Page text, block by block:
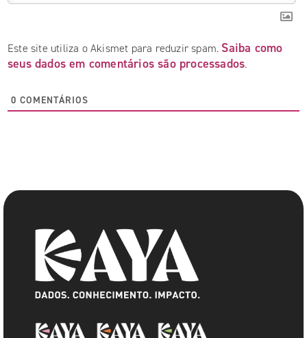
Este site utiliza o Akismet para reduzir spam. Saiba como
seus dados em comentários são processados.
0 COMENTÁRIOS